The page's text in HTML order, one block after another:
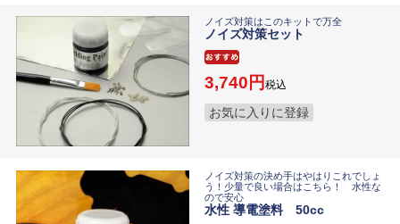
ノイズ対策はこのキットで万全
ノイズ対策セット
3,740 税込
お気に入りに登録
ノイズ対策の決め手はやはりこれでしょ
う！少量で良い場合はこちら！ 水性な
ので安心
水性 導電塗料 50cc